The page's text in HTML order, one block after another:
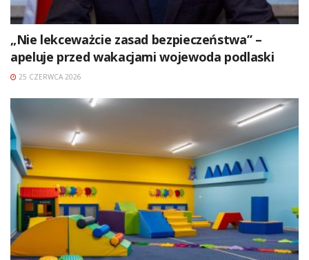
„Nie lekceważcie zasad bezpieczeństwa” –
apeluje przed wakacjami wojewoda podlaski
25 CZERWCA 2026